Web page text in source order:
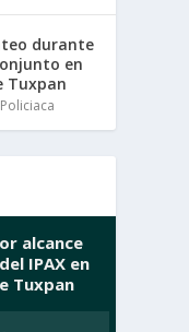
durante
en
Tuxpan
Policiaca